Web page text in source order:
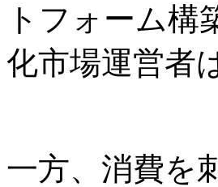
トフォーム構
化市場運営者
一方、消費を